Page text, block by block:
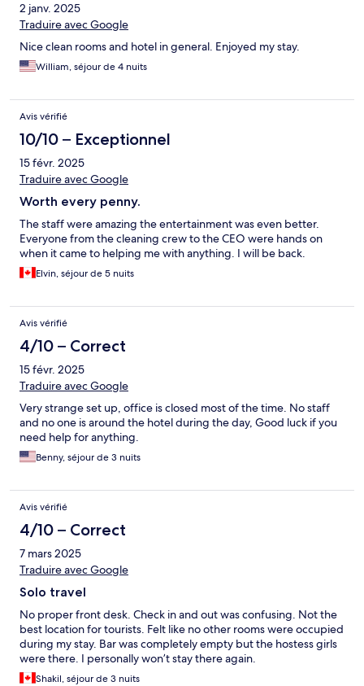
2 janv. 2025
Traduire avec Google
Nice clean rooms and hotel in general. Enjoyed my stay.
William, séjour de 4 nuits
Avis vérifié
10/10 – Exceptionnel
15 févr. 2025
Traduire avec Google
Worth every penny.
The staff were amazing the entertainment was even better.
Everyone from the cleaning crew to the CEO were hands on
when it came to helping me with anything. I will be back.
Elvin, séjour de 5 nuits
Avis vérifié
4/10 – Correct
15 févr. 2025
Traduire avec Google
Very strange set up, office is closed most of the time. No staff
and no one is around the hotel during the day, Good luck if you
need help for anything.
Benny, séjour de 3 nuits
Avis vérifié
4/10 – Correct
7 mars 2025
Traduire avec Google
Solo travel
No proper front desk. Check in and out was confusing. Not the
best location for tourists. Felt like no other rooms were occupied
during my stay. Bar was completely empty but the hostess girls
were there. I personally won’t stay there again.
Shakil, séjour de 3 nuits